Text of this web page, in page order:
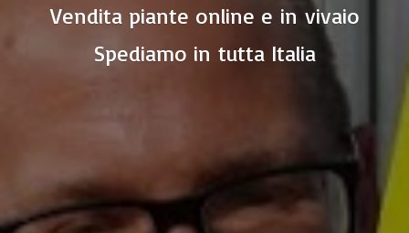
Vendita piante online e in vivaio
Spediamo in tutta Italia